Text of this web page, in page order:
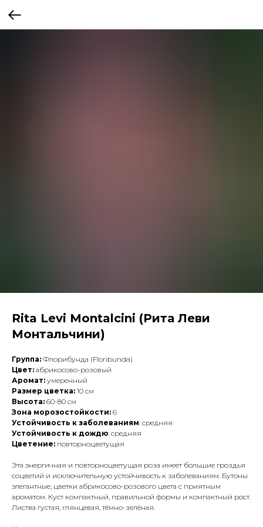
Rita Levi Montalcini (Рита Леви
Монтальчини)
Группа: Флорибунда (Floribunda)
Цвет: абрикосово-розовый
Аромат: умеренный
Размер цветка: 10 см
Высота: 60-80 см
Зона морозостойкости: 6
Устойчивость к заболеваниям: средняя
Устойчивость к дождю: средняя
Цветение: повторноцветущая
Эта энергичная и повторноцветущая роза имеет большие гроздья
соцветий и исключительную устойчивость к заболеваниям. Бутоны
элегантные, цветки абрикосово-розового цвета с приятным
ароматом. Куст компактный, правильной формы и компактный рост.
Листва густая, глянцевая, тёмно-зелёная.